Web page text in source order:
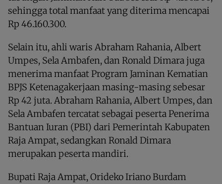
sehingga total manfaat yang diterima mencapai
Rp 46.160.300.
Selain itu, ahli waris Abraham Rahania, Albert
Umpes, Sela Ambafen, dan Ronald Dimara juga
menerima manfaat Program Jaminan Kematian
BPJS Ketenagakerjaan masing-masing sebesar
Rp 42 juta. Abraham Rahania, Albert Umpes, dan
Sela Ambafen tercatat sebagai peserta Penerima
Bantuan Iuran (PBI) dari Pemerintah Kabupaten
Raja Ampat, sedangkan Ronald Dimara
merupakan peserta mandiri.
Bupati Raja Ampat, Orideko Iriano Burdam